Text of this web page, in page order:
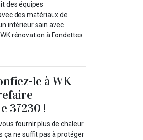
des équipes
des matériaux de
intérieur sain avec
rénovation à Fondettes
le à WK
37230 !
fournir plus de chaleur
ça ne suffit pas à protéger